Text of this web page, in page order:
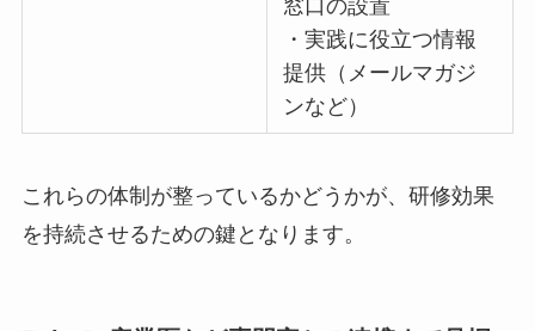
・管理職向けの相談
窓口の設置
・実践に役立つ情報
提供（メールマガジ
これらの体制が整っているかどうかが、研修効果